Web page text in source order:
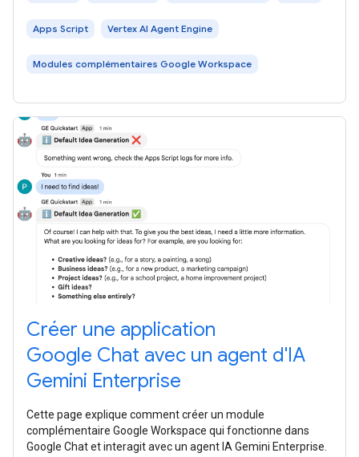
Apps Script Vertex AI Agent Engine
Modules complémentaires Google Workspace
Créer une application
Google Chat avec un agent d'IA
Gemini Enterprise
Cette page explique comment créer un module
complémentaire Google Workspace qui fonctionne dans
Google Chat et interagit avec un agent IA Gemini Enterprise.